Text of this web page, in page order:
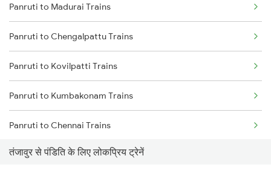
Thanjavur to Sattur Trains
Thanjavur to Sirkazhi Trains
Thanjavur to Tiruchendur Trains
Thanjavur to Tenali Trains
Thanjavur to Tirunelveli Trains
Thanjavur to Tindivanam Trains
Panruti to Madurai Trains
Panruti to Chengalpattu Trains
Panruti to Kovilpatti Trains
Panruti to Kumbakonam Trains
Panruti to Chennai Trains
Panruti to Mayiladuthurai Trains
तंजावुर से पंडिति के लिए लोकप्रिय ट्रेनें